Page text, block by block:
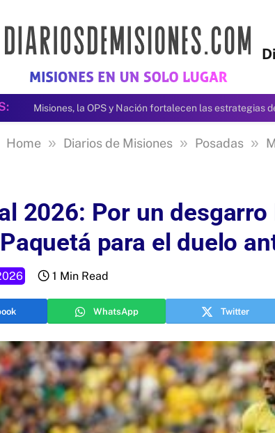
Home » Diarios de Misiones » Posadas »
2026: Por un desgarro
para el duelo
1 Min Read
WhatsApp Twitter